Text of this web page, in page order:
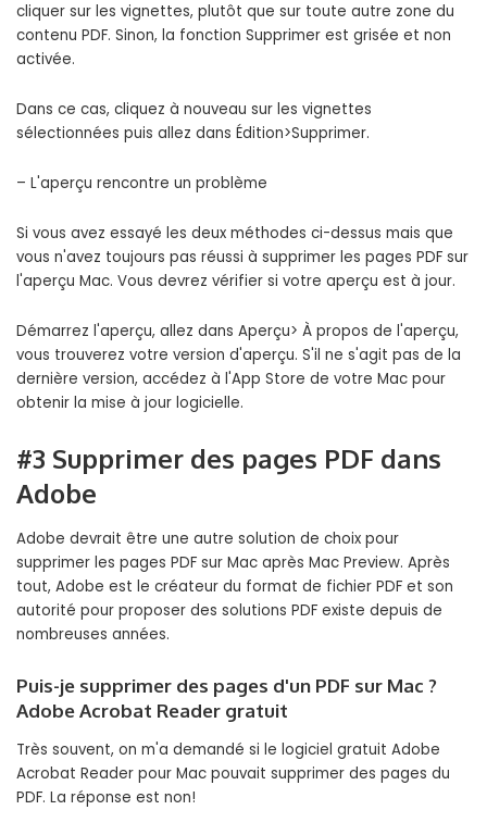
cliquer sur les vignettes, plutôt que sur toute autre zone du
contenu PDF. Sinon, la fonction Supprimer est grisée et non
activée.
Dans ce cas, cliquez à nouveau sur les vignettes
sélectionnées puis allez dans Édition>Supprimer.
– L'aperçu rencontre un problème
Si vous avez essayé les deux méthodes ci-dessus mais que
vous n'avez toujours pas réussi à supprimer les pages PDF sur
l'aperçu Mac. Vous devrez vérifier si votre aperçu est à jour.
Démarrez l'aperçu, allez dans Aperçu> À propos de l'aperçu,
vous trouverez votre version d'aperçu. S'il ne s'agit pas de la
dernière version, accédez à l'App Store de votre Mac pour
obtenir la mise à jour logicielle.
#3 Supprimer des pages PDF dans
Adobe
Adobe devrait être une autre solution de choix pour
supprimer les pages PDF sur Mac après Mac Preview. Après
tout, Adobe est le créateur du format de fichier PDF et son
autorité pour proposer des solutions PDF existe depuis de
nombreuses années.
Puis-je supprimer des pages d'un PDF sur Mac ?
Adobe Acrobat Reader gratuit
Très souvent, on m'a demandé si le logiciel gratuit Adobe
Acrobat Reader pour Mac pouvait supprimer des pages du
PDF. La réponse est non!